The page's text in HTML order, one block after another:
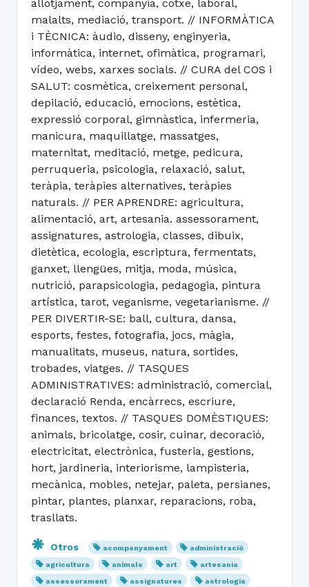
allotjament, companyia, cotxe, laboral,
malalts, mediació, transport. // INFORMÀTICA
i TÈCNICA: àudio, disseny, enginyeria,
informàtica, internet, ofimàtica, programari,
vídeo, webs, xarxes socials. // CURA del COS i
SALUT: cosmètica, creixement personal,
depilació, educació, emocions, estètica,
expressió corporal, gimnàstica, infermeria,
manicura, maquillatge, massatges,
maternitat, meditació, metge, pedicura,
perruqueria, psicologia, relaxació, salut,
teràpia, teràpies alternatives, teràpies
naturals. // PER APRENDRE: agricultura,
alimentació, art, artesania. assessorament,
assignatures, astrologia, classes, dibuix,
dietètica, ecologia, escriptura, fermentats,
ganxet, llengües, mitja, moda, música,
nutrició, parapsicologia, pedagogia, pintura
artística, tarot, veganisme, vegetarianisme. //
PER DIVERTIR-SE: ball, cultura, dansa,
esports, festes, fotografia, jocs, màgia,
manualitats, museus, natura, sortides,
trobades, viatges. // TASQUES
ADMINISTRATIVES: administració, comercial,
declaració Renda, encàrrecs, escriure,
finances, textos. // TASQUES DOMÈSTIQUES:
animals, bricolatge, cosir, cuinar, decoració,
electricitat, electrònica, fusteria, gestions,
hort, jardineria, interiorisme, lampisteria,
mecànica, mobles, netejar, paleta, persianes,
pintar, plantes, planxar, reparacions, roba,
trasllats.
Otros acompanyament
administració
agricultura
animals art
artesania
assessorament
assignatures
astrologia